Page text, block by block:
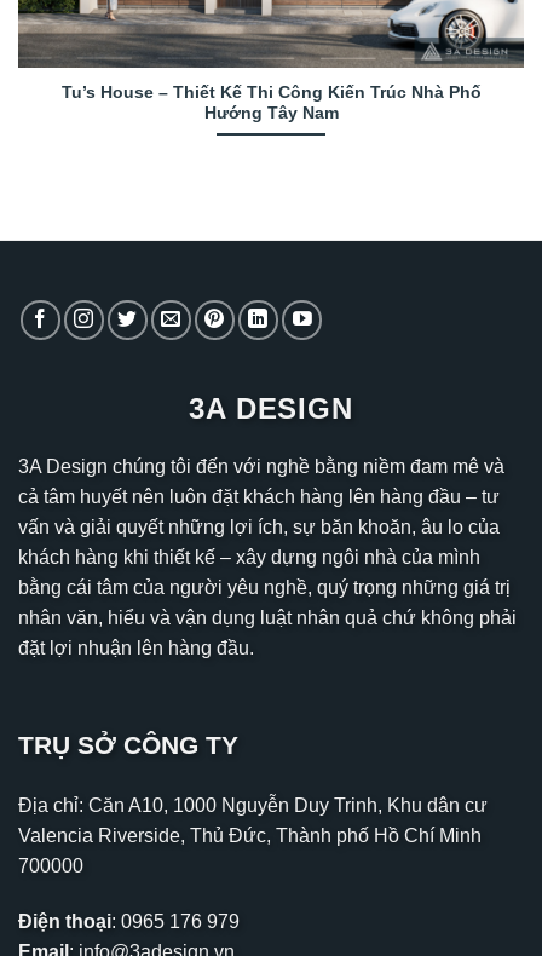
Tu’s House – Thiết Kế Thi Công Kiến Trúc Nhà Phố
Hướng Tây Nam
3A DESIGN
3A Design chúng tôi đến với nghề bằng niềm đam mê và
cả tâm huyết nên luôn đặt khách hàng lên hàng đầu – tư
vấn và giải quyết những lợi ích, sự băn khoăn, âu lo của
khách hàng khi thiết kế – xây dựng ngôi nhà của mình
bằng cái tâm của người yêu nghề, quý trọng những giá trị
nhân văn, hiểu và vận dụng luật nhân quả chứ không phải
đặt lợi nhuận lên hàng đầu.
TRỤ SỞ CÔNG TY
Địa chỉ: Căn A10, 1000 Nguyễn Duy Trinh, Khu dân cư
Valencia Riverside, Thủ Đức, Thành phố Hồ Chí Minh
700000
Điện thoại: 0965 176 979
Email : info@3adesign.vn